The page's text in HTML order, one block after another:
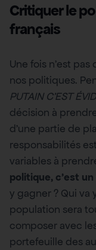
Critiquer le
français
Une fois n’est
nos politiques.
PUTAIN C’EST
décision à
d’une partie de
responsabilités
variables à
politique, c’est
y gagner ? Qui va
population sera
composer avec
portefeuille des